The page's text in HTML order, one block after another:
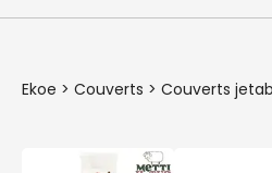
Ekoe > Couverts > Couverts